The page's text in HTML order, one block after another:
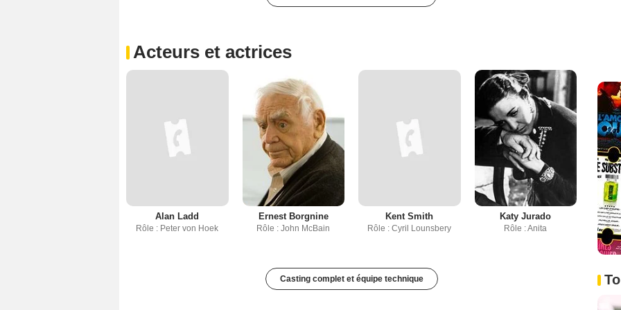
Acteurs et actrices
Alan Ladd
Rôle : Peter von Hoek
Ernest Borgnine
Rôle : John McBain
Kent Smith
Rôle : Cyril Lounsbery
Katy Jurado
Rôle : Anita
Casting complet et équipe technique